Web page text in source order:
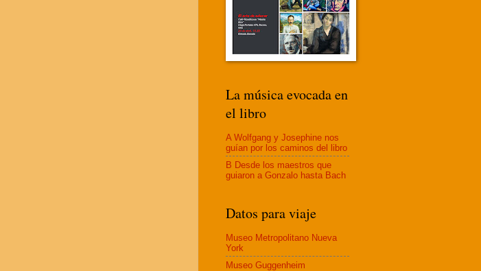
La música evocada en
el libro
A Wolfgang y Josephine nos
guían por los caminos del libro
B Desde los maestros que
guiaron a Gonzalo hasta Bach
Datos para viaje
Museo Metropolitano Nueva
York
Museo Guggenheim